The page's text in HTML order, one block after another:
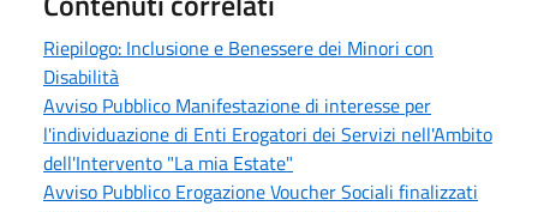
Riepilogo: Inclusione e Benessere dei Minori con
Disabilità
Avviso Pubblico Manifestazione di interesse per
l'individuazione di Enti Erogatori dei Servizi nell'Ambito
dell'Intervento "La mia Estate"
Avviso Pubblico Erogazione Voucher Sociali finalizzati